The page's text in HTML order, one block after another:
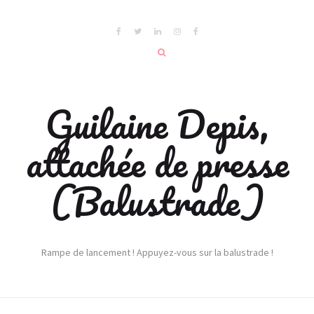
Guilaine Depis,
attachée de presse
(Balustrade)
Rampe de lancement ! Appuyez-vous sur la balustrade !